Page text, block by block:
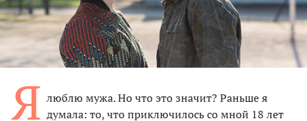
Я люблю мужа. Но что это значит? Раньше я
думала: то, что приключилось со мной 18 лет